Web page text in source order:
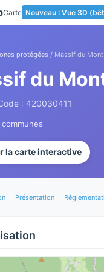
Carte Nouveau : Vue 3D
protégées / Massif du
du
: 420030411
communes
la carte interactive
Présentation